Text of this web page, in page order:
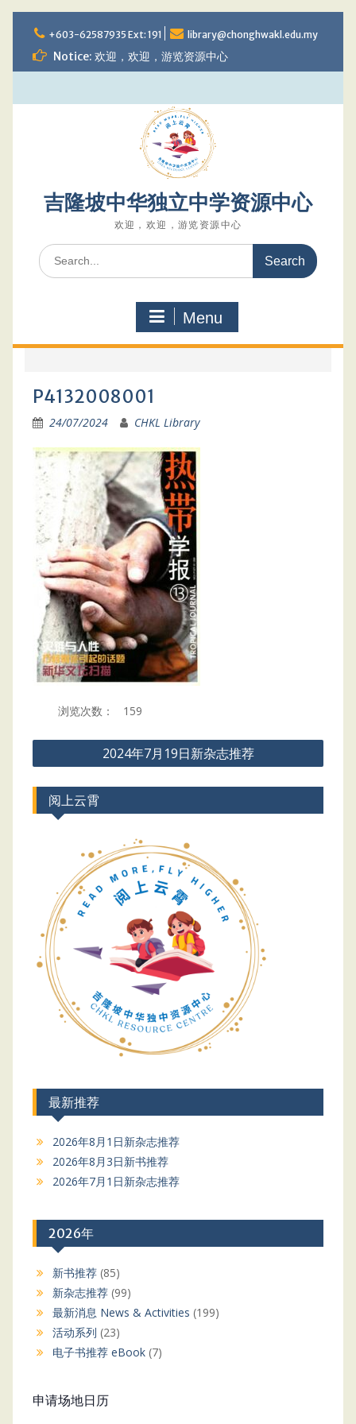
to
content
+603-62587935 Ext: 191 library@chonghwakl.edu.my
Notice: 欢迎，欢迎，游览资源中心
吉隆坡中华独立中学资源中心
欢迎，欢迎，游览资源中心
Search
for:
Menu
P4132008001
24/07/2024 CHKL Library
浏览次数： 159
Post
navigation
2024年7月19日新杂志推荐
阅上云霄
最新推荐
2026年8月1日新杂志推荐
2026年8月3日新书推荐
2026年7月1日新杂志推荐
2026年
新书推荐(85)
新杂志推荐(99)
最新消息 News & Activities (199)
活动系列 (23)
电子书推荐 eBook(7)
申请场地日历